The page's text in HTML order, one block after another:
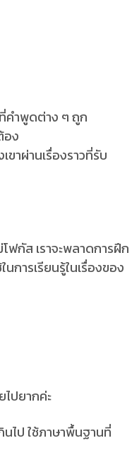
คำพูดต่าง ๆ ถูก
อง
ขาผ่านเรื่องราวที่รับ
ฟกัส เราจะพลาดการฝึก
การเรียนรู้ในเรื่องของ
ไปยากค่ะ
นไป ใช้ภาษาพื้นฐานที่